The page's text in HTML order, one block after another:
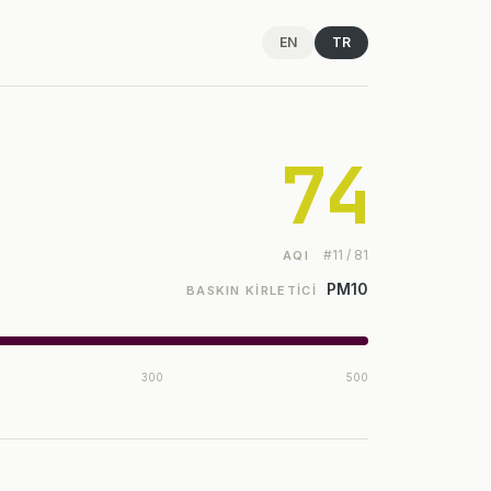
EN TR
74
AQI #11 / 81
BASKIN KIRLETICI PM10
300 500